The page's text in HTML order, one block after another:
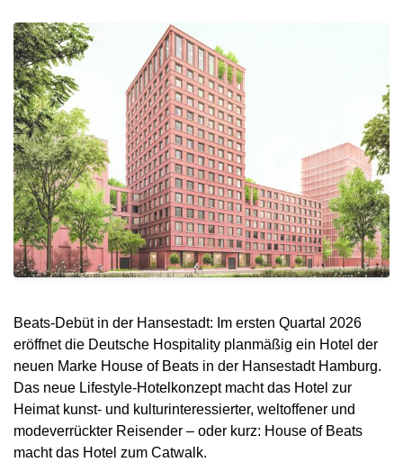
Beats-Debüt in der Hansestadt: Im ersten Quartal 2026
eröffnet die Deutsche Hospitality planmäßig ein Hotel der
neuen Marke House of Beats in der Hansestadt Hamburg.
Das neue Lifestyle-Hotelkonzept macht das Hotel zur
Heimat kunst- und kulturinteressierter, weltoffener und
modeverrückter Reisender – oder kurz: House of Beats
macht das Hotel zum Catwalk.